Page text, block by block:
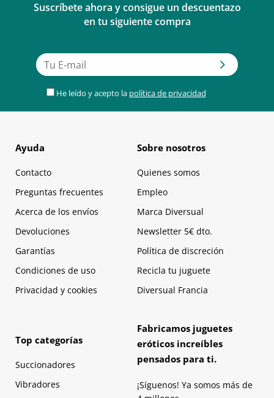
Suscríbete ahora y consigue un descuentazo
en tu siguiente compra
He leído y acepto la política de privacidad
Ayuda
Contacto
Preguntas frecuentes
Acerca de los envíos
Devoluciones
Garantías
Condiciones de uso
Privacidad y cookies
Sobre nosotros
Quienes somos
Empleo
Marca Diversual
Newsletter 5€ dto.
Política de discreción
Recicla tu juguete
Diversual Francia
Top categorías
Succionadores
Vibradores
Fabricamos juguetes
eróticos increíbles
pensados para ti.
¡Síguenos! Ya somos más de